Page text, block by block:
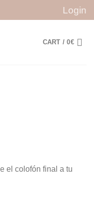
Login
CART /0€
el colofón final a tu